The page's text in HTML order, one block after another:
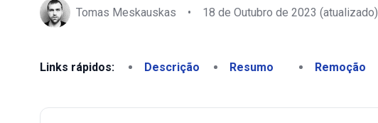
Tomas Meskauskas • 18 de Outubro de 2023 (atualizado)
Links rápidos: Descrição Resumo Remoção